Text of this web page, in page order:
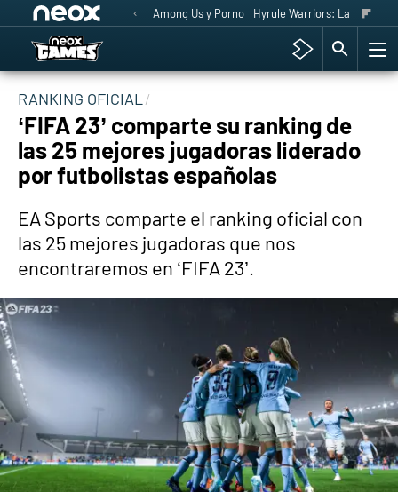
Among Us y Porno Hyrule Warriors: La Era del
RANKING OFICIAL
‘FIFA 23’ comparte su ranking de
las 25 mejores jugadoras liderado
por futbolistas españolas
EA Sports comparte el ranking oficial con
las 25 mejores jugadoras que nos
encontraremos en ‘FIFA 23’.